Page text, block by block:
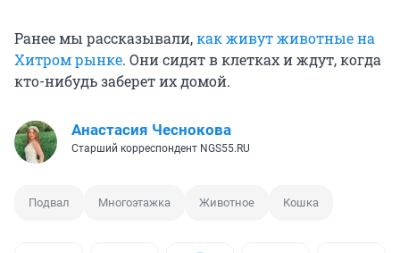
Ранее мы рассказывали,как живут животные на
Хитром рынке. Они сидят в клетках и ждут, когда
кто-нибудь заберет их домой.
Анастасия Чеснокова
Старший корреспондент NGS55.RU
Подвал Многоэтажка Животное Кошка